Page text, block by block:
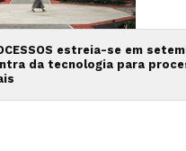
estreia-se em
da tecnologia para